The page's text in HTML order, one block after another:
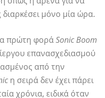
μόνο μία ώρα.
πρώτη φοράSonic Boom
επανασχεδιασμού
από την
η σειρά δεν έχει πάρει
χρόνια, ειδικά όταν